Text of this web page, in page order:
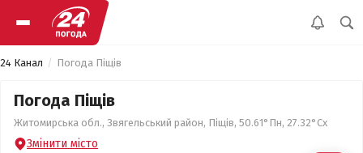
24 Канал Погода Піщів
Погода Піщів
Житомирська обл., Звягельський район, Піщів, 50.61°Пн, 27.32°Сх
Змінити місто